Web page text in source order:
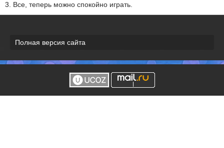
3. Все, теперь можно спокойно играть.
Полная версия сайта